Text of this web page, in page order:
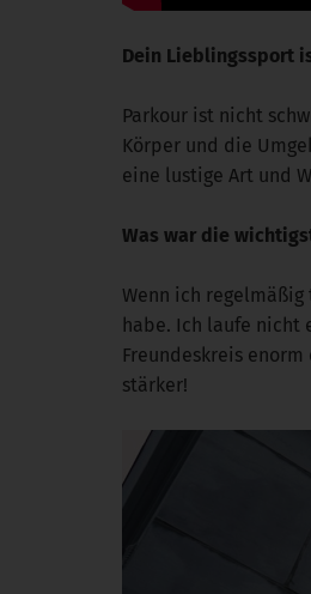
Dein Lieblingssport
Parkour ist nicht
Körper und die
eine lustige Art und
Was war die
Wenn ich
habe. Ich laufe nicht
Freundeskreis
stärker!